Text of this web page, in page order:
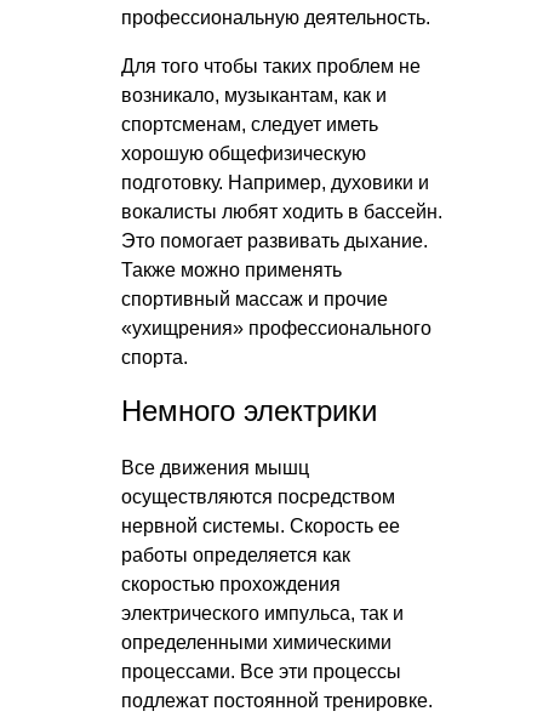
профессиональную деятельность.
Для того чтобы таких проблем не
возникало, музыкантам, как и
спортсменам, следует иметь
хорошую общефизическую
подготовку. Например, духовики и
вокалисты любят ходить в бассейн.
Это помогает развивать дыхание.
Также можно применять
спортивный массаж и прочие
«ухищрения» профессионального
спорта.
Немного электрики
Все движения мышц
осуществляются посредством
нервной системы. Скорость ее
работы определяется как
скоростью прохождения
электрического импульса, так и
определенными химическими
процессами. Все эти процессы
подлежат постоянной тренировке.